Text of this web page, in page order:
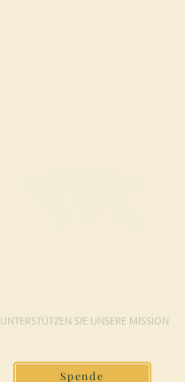
UNTERSTÜTZEN SIE UNSERE MISSION
Spende